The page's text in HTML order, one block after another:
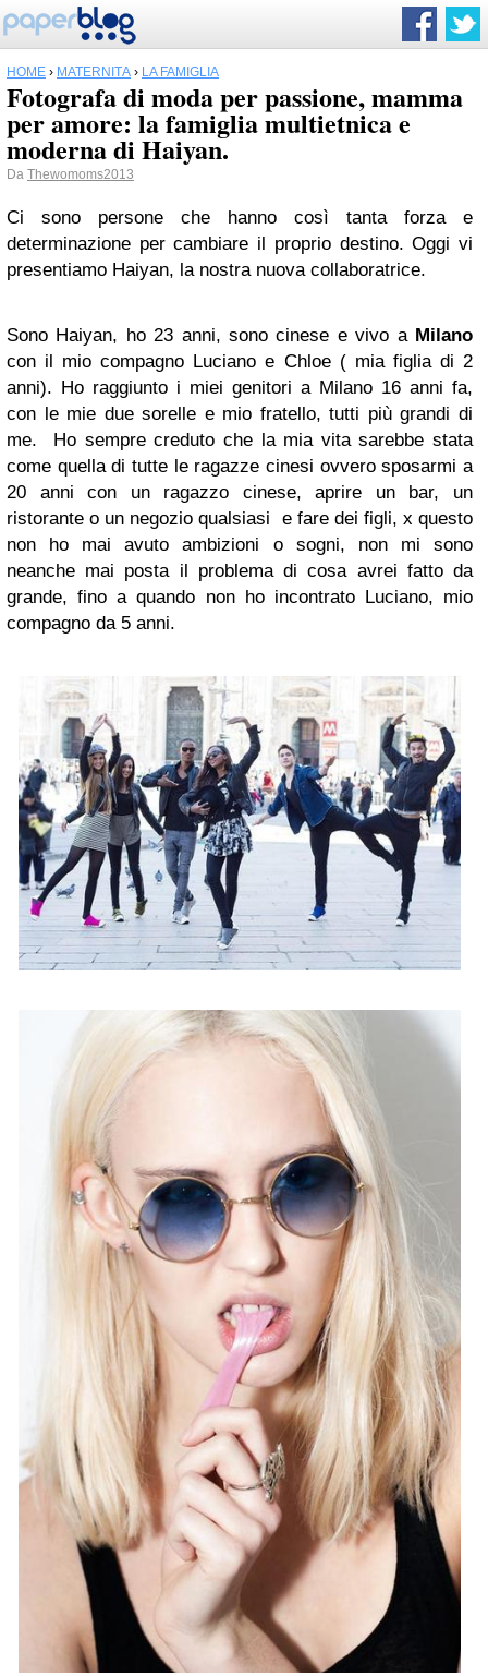
HOME › MATERNITÀ › LA FAMIGLIA
Fotografa di moda per passione, mamma
per amore: la famiglia multietnica e
moderna di Haiyan.
Da Thewomoms2013
Ci sono persone che hanno così tanta forza e
determinazione per cambiare il proprio destino. Oggi vi
presentiamo Haiyan, la nostra nuova collaboratrice.
Sono Haiyan, ho 23 anni, sono cinese e vivo a Milano
con il mio compagno Luciano e Chloe ( mia figlia di 2
anni). Ho raggiunto i miei genitori a Milano 16 anni fa,
con le mie due sorelle e mio fratello, tutti più grandi di
me. Ho sempre creduto che la mia vita sarebbe stata
come quella di tutte le ragazze cinesi ovvero sposarmi a
20 anni con un ragazzo cinese, aprire un bar, un
ristorante o un negozio qualsiasi e fare dei figli, x questo
non ho mai avuto ambizioni o sogni, non mi sono
neanche mai posta il problema di cosa avrei fatto da
grande, fino a quando non ho incontrato Luciano, mio
compagno da 5 anni.